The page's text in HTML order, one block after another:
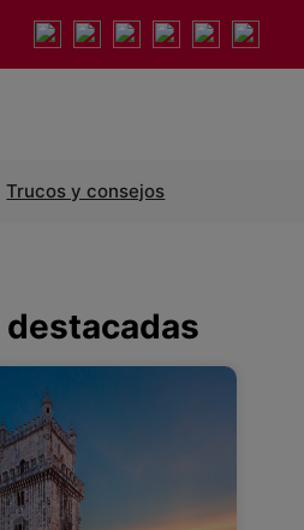
Trucos y consejos